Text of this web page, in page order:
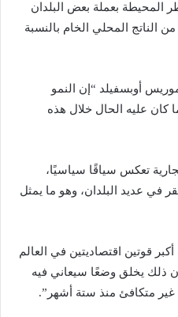
المحيطة بعملة بعض البلدان
ويتوقع نموا بنسبة 3.7% من الناتج المحلي الخام بالنسبة
أوبسفيلد “إن النمو
كان عليه الحال خلال هذه
تعكس سياقًا سياسيًا،
في عديد البلدان، وهو ما يمثل
قوتين اقتصاديتين في العالم
ذلك يخلق وضعًا سيعاني فيه
غير متكافئ منذ ستة أشهر”.